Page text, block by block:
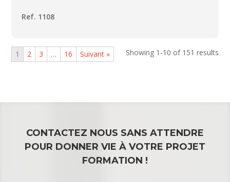
Ref. 1108
Showing 1-10 of 151 results
1 2 3 … 16 Suivant »
CONTACTEZ NOUS SANS ATTENDRE
POUR DONNER VIE À VOTRE PROJET
FORMATION !